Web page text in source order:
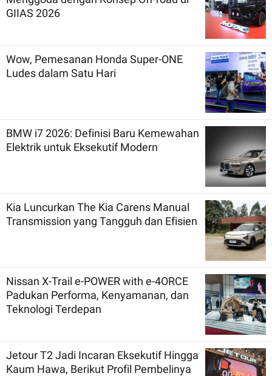
GIIAS 2026
Wow, Pemesanan Honda Super-ONE
Ludes dalam Satu Hari
BMW i7 2026: Definisi Baru Kemewahan
Elektrik untuk Eksekutif Modern
Kia Luncurkan The Kia Carens Manual
Transmission yang Tangguh dan Efisien
Nissan X-Trail e-POWER with e-4ORCE
Padukan Performa, Kenyamanan, dan
Teknologi Terdepan
Jetour T2 Jadi Incaran Eksekutif Hingga
Kaum Hawa, Berikut Profil Pembelinya